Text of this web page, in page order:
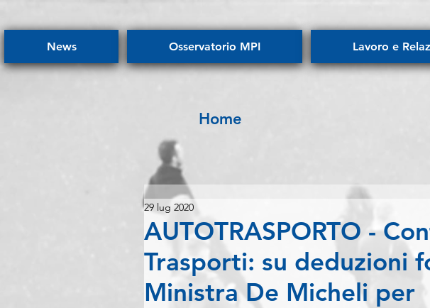
News Osservatorio MPI Lavoro e
Home
AUTOTRASPORTO -
Trasporti: su deduzioni
Ministra De Micheli per
29 lug 2020